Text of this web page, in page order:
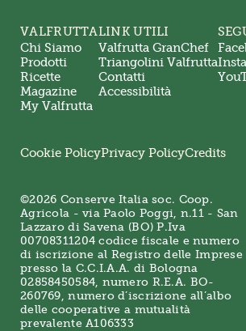
VALFRUTTA
Chi Siamo
Prodotti
Ricette
Magazine
My Valfrutta
LINK UTILI
Valfrutta GranChef
Triangolini Valfrutta
Contatti
Accessibilità
©2026 Conserve Italia soc. Coop.
Agricola - via Paolo Poggi, n.11 - San
Lazzaro di Savena (BO) P.Iva
00708311204 codice fiscale e numero
di iscrizione al Registro delle Imprese
presso la C.C.I.A.A. di Bologna
02858450584, numero R.E.A. BO-
260769, numero d’iscrizione all’albo
delle cooperative a mutualità
prevalente A106333
Cookie PolicyPrivacy PolicyCredits